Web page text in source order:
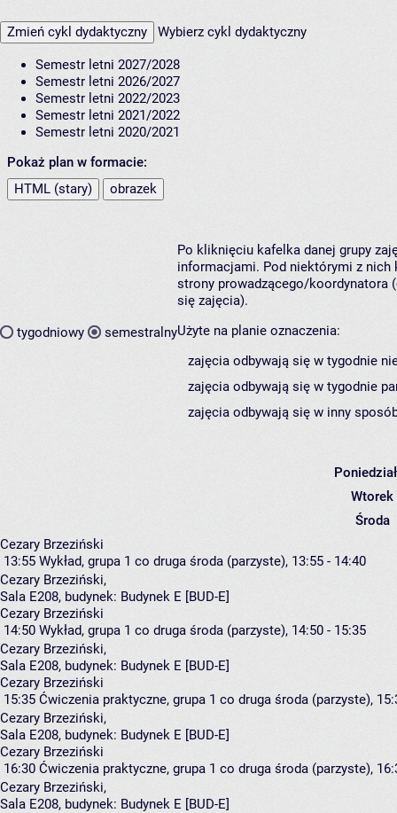
Zmień cykl dydaktyczny Wybierz cykl dydaktyczny
Semestr letni 2027/2028
Semestr letni 2026/2027
Semestr letni 2022/2023
Semestr letni 2021/2022
Semestr letni 2020/2021
Pokaż plan w formacie:
HTML (stary)
obrazek
tygodniowy semestralny
Po kliknięciu kafelka danej grupy
informacjami. Pod niektórymi z nich
strony prowadzącego/koordynatora
się zajęcia).
Użyte na planie oznaczenia:
zajęcia odbywają się w tygodnie
zajęcia odbywają się w tygodnie
zajęcia odbywają się w inny
Wtorek
Środa
Cezary Brzeziński
13:55 Wykład, grupa 1 co druga środa (parzyste), 13:55 - 14:40
Cezary Brzeziński,
Sala E208, budynek: Budynek E [BUD-E]
Cezary Brzeziński
14:50 Wykład, grupa 1 co druga środa (parzyste), 14:50 - 15:35
Cezary Brzeziński,
Sala E208, budynek: Budynek E [BUD-E]
Cezary Brzeziński
15:35 Ćwiczenia praktyczne, grupa 1 co druga środa (parzyste),
Cezary Brzeziński,
Sala E208, budynek: Budynek E [BUD-E]
Cezary Brzeziński
16:30 Ćwiczenia praktyczne, grupa 1 co druga środa (parzyste),
Cezary Brzeziński,
Sala E208, budynek: Budynek E [BUD-E]